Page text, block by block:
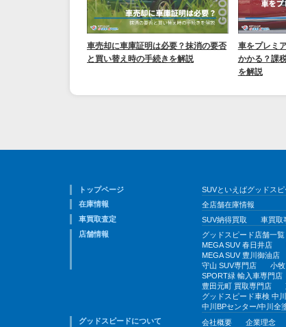
車売却に車庫証明は必要？抹消の要否
と買い替え時の手続きを解説
車をプレミ
かかる？課
を解説
トップページ
SUVといえばグッドス
在庫情報
全店舗在庫情報
車買取査定
SUV納得買取
車買取
店舗情報
グッドスピード店舗一覧
MEGA SUV 春日井店
MEGA SUV 豊川御油店
守山 SUV専門店
小
SPORT緑 輸入車専門店
豊田元町 買取専門店
グッドスピード車検 中
中川BPセンター/中川全
グッドスピードについて
会社概要 企業理念